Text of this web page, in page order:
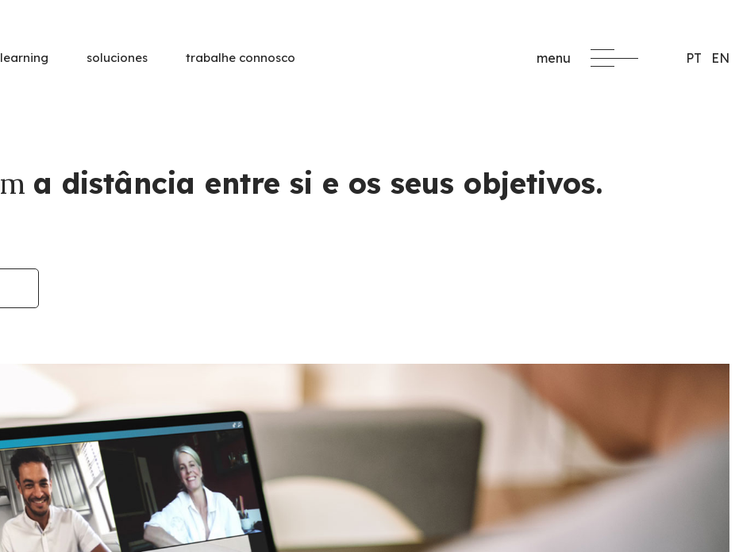
soluciones trabalhe connosco menu PT EN
formación
a distância entre si e os seus objetivos.